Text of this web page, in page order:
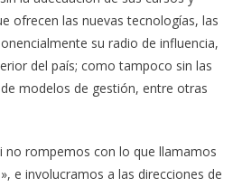
ofrecen las nuevas tecnologías, las
su radio de influencia,
del país; como tampoco sin las
modelos de gestión, entre otras
no rompemos con lo que llamamos
e involucramos a las direcciones de